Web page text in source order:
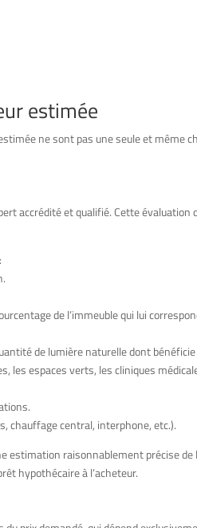
estimée
ne sont pas une seule et même
accrédité et qualifié. Cette
de l’immeuble qui lui
de lumière naturelle dont bénéficie
les espaces verts, les cliniques
chauffage central, interphone, etc.).
estimation raisonnablement précise de
hypothécaire à l’acheteur.